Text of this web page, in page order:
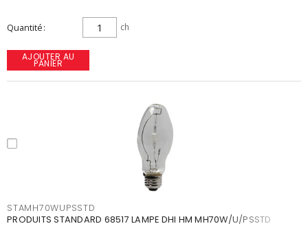
Quantité ch
AJOUTER AU
PANIER
STAMH70WUPSSTD
PRODUITS STANDARD 68517 LAMPE DHI HM MH70W/U/PSSTD